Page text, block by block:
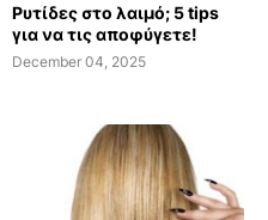
Ρυτίδες στο λαιμό; 5 tips
για να τις αποφύγετε!
December 04, 2025